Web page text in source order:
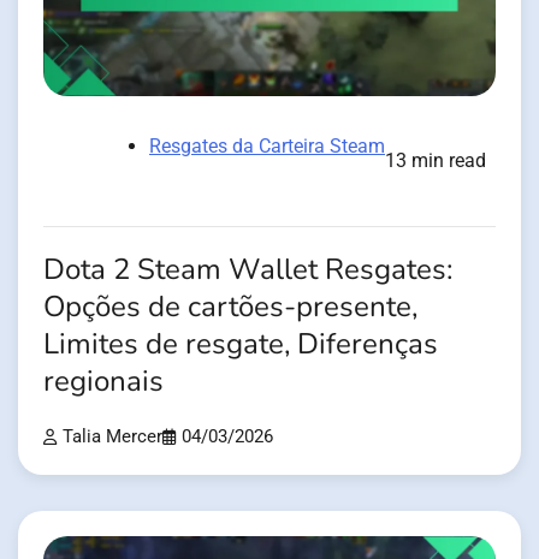
Resgates da Carteira Steam
13 min read
Dota 2 Steam Wallet Resgates:
Opções de cartões-presente,
Limites de resgate, Diferenças
regionais
Talia Mercer 04/03/2026